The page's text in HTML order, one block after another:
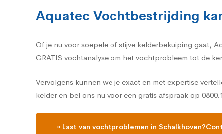
Aquatec Vochtbestrijding
Of je nu voor soepele of stijve kelderbekuiping gaat,
GRATIS vochtanalyse om het vochtprobleem tot de
Vervolgens kunnen we je exact en met expertise
kelder en bel ons nu voor een gratis afspraak op
» Last van vochtproblemen in